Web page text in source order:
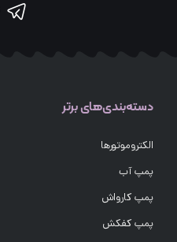
دسته‌بندی‌های برتر
الکتروموتورها
پمپ آب
پمپ کارواش
پمپ کفکش